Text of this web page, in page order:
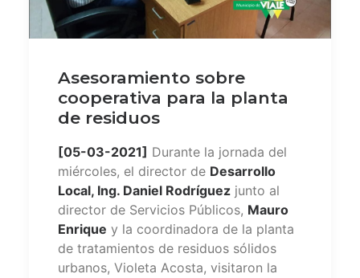
Asesoramiento sobre
cooperativa para la planta
de residuos
[05-03-2021] Durante la jornada del
miércoles, el director de Desarrollo
Local, Ing. Daniel Rodríguez junto al
director de Servicios Públicos, Mauro
Enrique y la coordinadora de la planta
de tratamientos de residuos sólidos
urbanos, Violeta Acosta, visitaron la